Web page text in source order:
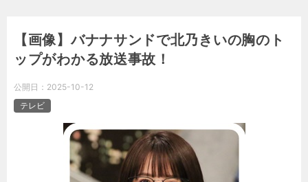
【画像】バナナサンドで北乃きいの胸のト
ップがわかる放送事故！
公開日： 2025-10-12
テレビ